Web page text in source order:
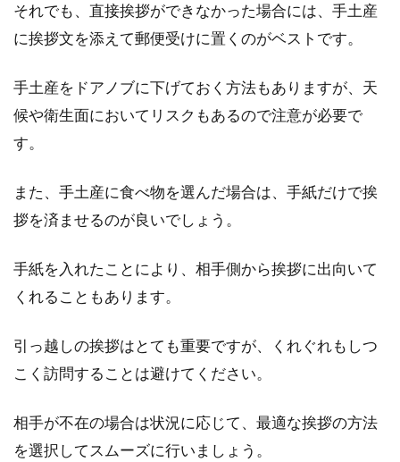
住宅を建てる場合、旗竿地という言葉を聞いた
それでも、直接挨拶ができなかった場合には、手土産
に挨拶文を添えて郵便受けに置くのがベストです。
手土産をドアノブに下げておく方法もありますが、天
候や衛生面においてリスクもあるので注意が必要で
す。
また、手土産に食べ物を選んだ場合は、手紙だけで挨
拶を済ませるのが良いでしょう。
手紙を入れたことにより、相手側から挨拶に出向いて
くれることもあります。
引っ越しの挨拶はとても重要ですが、くれぐれもしつ
こく訪問することは避けてください。
相手が不在の場合は状況に応じて、最適な挨拶の方法
を選択してスムーズに行いましょう。